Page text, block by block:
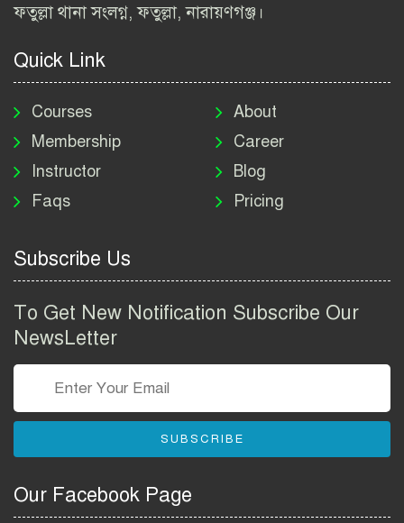
২০২৬ | BIWTA Job Circular
মাদকদ্রব্য নিয়ন্ত্রণ অধিদপ্তর
নিয়োগ বিজ্ঞপ্তি ২০২৬ | DNC
Job Circular 2026
পাসপোর্ট করতে কি কি লাগে
২০২৬ | ই-পাসপোর্ট আবেদন ও
Group Job Circular 2026
তথ্য অধিদপ্তর নিয়োগ বিজ্ঞপ্তি
বাংলাদেশ পুলিশ এএসআই
Bangladesh Police ASI Job
Circular 2026
ফতুল্লা থানা সংলগ্ন, ফতুল্লা, নারায়ণগঞ্জ।
Quick Link
Courses
Membership
Instructor
Faqs
About
Career
Blog
Pricing
Subscribe Us
To Get New Notification Subscribe Our
NewsLetter
SUBSCRIBE
Our Facebook Page